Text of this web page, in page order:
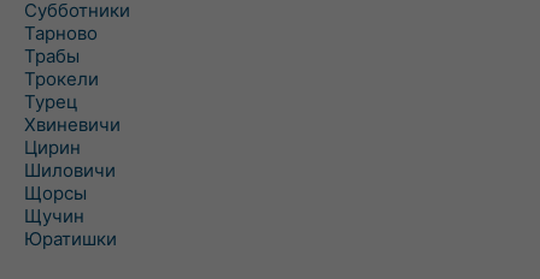
Субботники
Тарново
Трабы
Трокели
Турец
Хвиневичи
Цирин
Шиловичи
Щорсы
Щучин
Юратишки